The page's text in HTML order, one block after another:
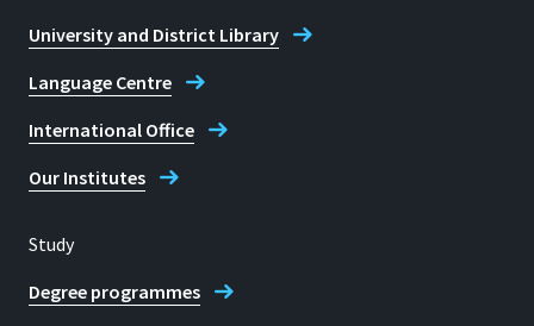
University and District Library
Language Centre
International Office
Our Institutes
Study
Degree programmes